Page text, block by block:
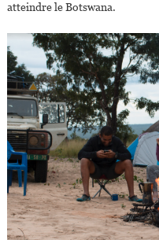
atteindre le Botswana.